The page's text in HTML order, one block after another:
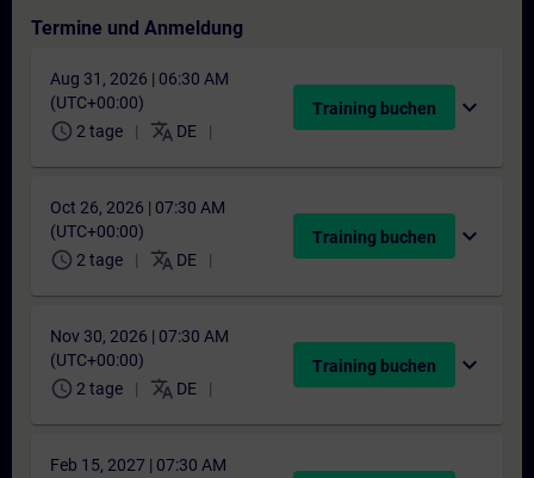
Termine und Anmeldung
Aug 31, 2026 | 06:30 AM
(UTC+00:00)
schedule 2 tage translate DE
Training buchen expand_more
Oct 26, 2026 | 07:30 AM
(UTC+00:00)
schedule 2 tage translate DE
Training buchen expand_more
Nov 30, 2026 | 07:30 AM
(UTC+00:00)
schedule 2 tage translate DE
Training buchen expand_more
Feb 15, 2027 | 07:30 AM